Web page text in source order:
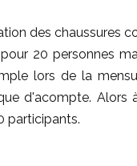
des chaussures
20 personnes
lors de la
d'acompte. Alors
participants.